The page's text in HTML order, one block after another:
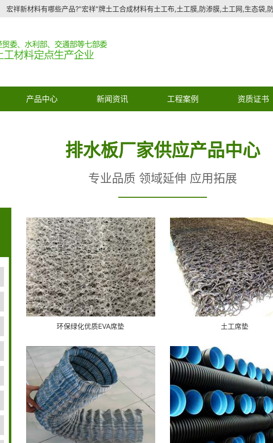
宏祥新材料有哪些产品?"宏祥"牌土工合成材料有土工布,土工膜,防渗膜,土工网,生态袋,
产品中心 新闻资讯 工程案例 资质证书
排水板厂家供应产品中心
专业品质 领域延伸 应用拓展
环保绿化优质EVA席垫 土工席垫